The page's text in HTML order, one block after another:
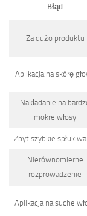
Błąd
Za dużo produktu
Aplikacja na skórę
Nakładanie na
mokre włosy
Zbyt szybkie
Nierównomierne
rozprowadzenie
Aplikacja na suche